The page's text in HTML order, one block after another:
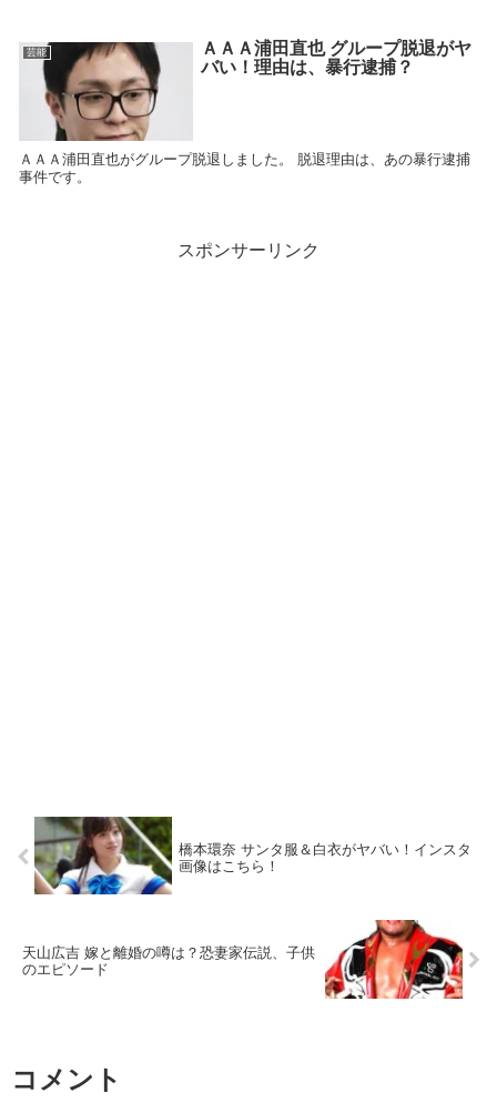
芸能
ＡＡＡ浦田直也 グループ脱退がヤ
バい！理由は、暴行逮捕？
ＡＡＡ浦田直也がグループ脱退しました。 脱退理由は、あの暴行逮捕
事件です。
スポンサーリンク
橋本環奈 サンタ服＆白衣がヤバい！インスタ
画像はこちら！
天山広吉 嫁と離婚の噂は？恐妻家伝説、子供
のエピソード
コメント